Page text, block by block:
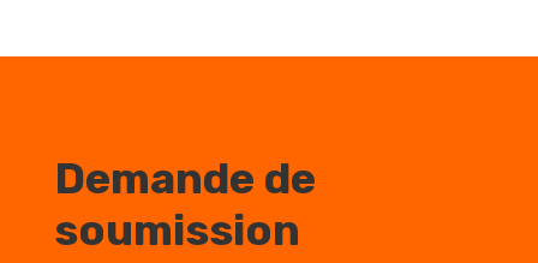
Demande de
soumission